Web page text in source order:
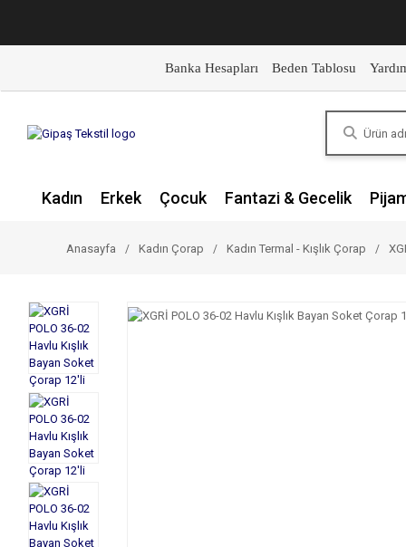
Banka Hesapları Beden Tablosu
Kadın Erkek Çocuk Fantazi & Gecelik
Anasayfa Kadın Çorap Kadın Termal - Kışlık Çorap